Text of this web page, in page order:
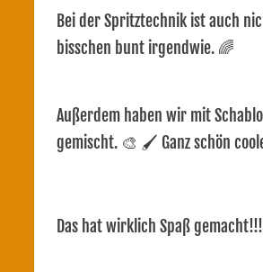
Bei der Spritztechnik ist auch
bisschen bunt irgendwie. 🌈
Außerdem haben wir mit
gemischt. 🎨 🖌 Ganz schön
Das hat wirklich Spaß